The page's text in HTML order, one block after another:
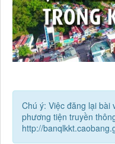
Chú ý: Việc đăng lại bài
phương tiện truyền
http://